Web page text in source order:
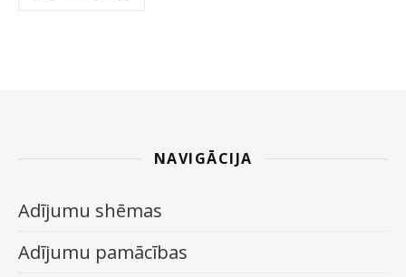
NAVIGĀCIJA
Adījumu shēmas
Adījumu pamācības